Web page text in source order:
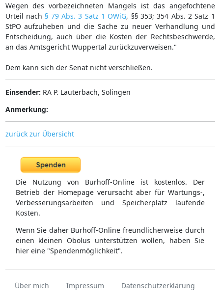
Wegen des vorbezeichneten Mangels ist das angefochtene
Urteil nach § 79 Abs. 3 Satz 1 OWiG, §§ 353; 354 Abs. 2 Satz 1
StPO aufzuheben und die Sache zu neuer Verhandlung und
Entscheidung, auch über die Kosten der Rechtsbeschwerde,
an das Amtsgericht Wuppertal zurückzuverweisen."
Dem kann sich der Senat nicht verschließen.
Einsender: RA P. Lauterbach, Solingen
Anmerkung:
zurück zur Übersicht
Die Nutzung von Burhoff-Online ist kostenlos. Der
Betrieb der Homepage verursacht aber für Wartungs-,
Verbesserungsarbeiten und Speicherplatz laufende
Kosten.
Wenn Sie daher Burhoff-Online freundlicherweise durch
einen kleinen Obolus unterstützen wollen, haben Sie
hier eine "Spendenmöglichkeit".
Über mich Impressum Datenschutzerklärung